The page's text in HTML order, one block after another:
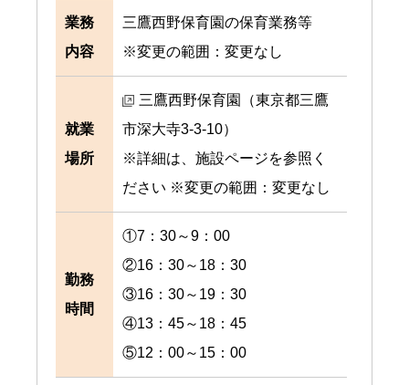
業務
内容
三鷹西野保育園の保育業務等
※変更の範囲：変更なし
就業
場所
三鷹西野保育園（東京都三鷹
市深大寺3-3-10）
※詳細は、施設ページを参照く
ださい ※変更の範囲：変更なし
勤務
時間
①7：30～9：00
②16：30～18：30
③16：30～19：30
④13：45～18：45
⑤12：00～15：00